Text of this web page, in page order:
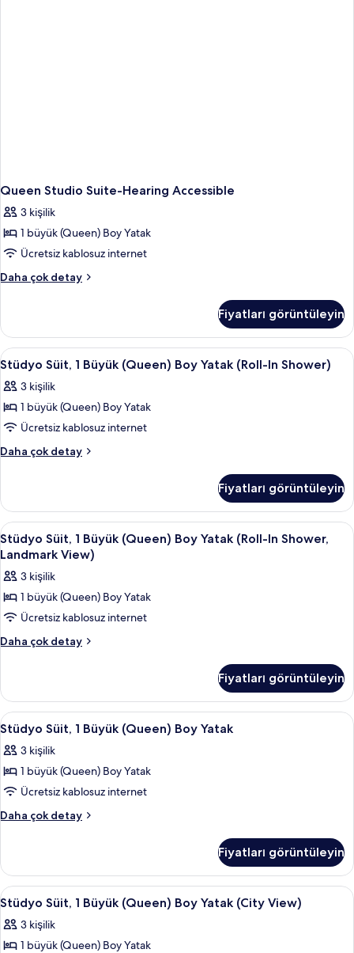
Queen Studio Suite-Hearing Accessible
3 kişilik
1 büyük (Queen) Boy Yatak
Ücretsiz kablosuz internet
Daha çok detay
Queen
Accessible
hakkında
daha
detay
Fiyatları görüntüleyin
Stüdyo
Süit,
1
Büyük
(Queen)
Boy
In
Shower)
için
tüm
fotoğrafları
görün
Odada kasa, ücretsiz kablosuz
4
Stüdyo Süit, 1 Büyük (Queen) Boy Yatak (Roll-In Shower)
3 kişilik
1 büyük (Queen) Boy Yatak
Ücretsiz kablosuz internet
Daha çok detay
Stüdyo
(Queen)
Boy
Yatak
(Roll-
Shower)
hakkında
fazla
detay
Fiyatları görüntüleyin
Stüdyo
Süit,
Büyük
(Queen)
Boy
Yatak
Shower,
Landmark
View)
için
tüm
fotoğrafları
Odada kasa, ücretsiz kablosuz
4
Stüdyo Süit, 1 Büyük (Queen) Boy Yatak (Roll-In Shower,
Landmark View)
3 kişilik
1 büyük (Queen) Boy Yatak
Ücretsiz kablosuz internet
Daha çok detay
Stüdyo
(Queen)
Boy
Yatak
In
Shower,
Landmark
View)
hakkında
daha
Fiyatları görüntüleyin
Stüdyo
Süit,
1
Büyük
(Queen)
Boy
tüm
fotoğrafları
görün
Odada kasa, ücretsiz kablosuz
5
Stüdyo Süit, 1 Büyük (Queen) Boy Yatak
3 kişilik
1 büyük (Queen) Boy Yatak
Ücretsiz kablosuz internet
Daha çok detay
Stüdyo
(Queen)
Boy
Yatak
hakkında
daha
fazla
Fiyatları görüntüleyin
Stüdyo
Süit,
1
Büyük
Odada kasa, ücretsiz kablosuz
4
Stüdyo Süit, 1 Büyük (Queen) Boy Yatak (City View)
3 kişilik
1 büyük (Queen) Boy Yatak